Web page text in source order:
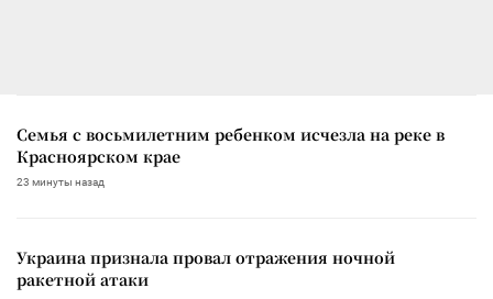
Семья с восьмилетним ребенком исчезла на реке в
Красноярском крае
23 минуты назад
Украина признала провал отражения ночной
ракетной атаки